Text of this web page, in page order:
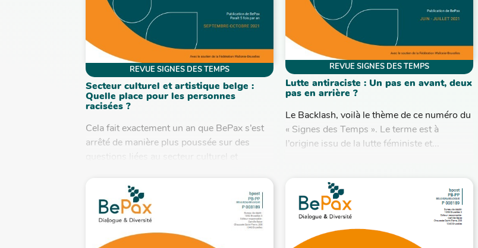
REVUE SIGNES DES TEMPS
Secteur culturel et artistique belge :
Quelle place pour les personnes
racisées ?
Cela fait exactement un an que BePax s’est
arrêté de manière plus poussée sur des
REVUE SIGNES DES TEMPS
Lutte antiraciste : Un pas en avant, deux
pas en arrière ?
Le Backlash, voilà le thème de ce numéro du
« Signes des Temps ». Le terme est à
l’origine issu de la lutte féministe et...